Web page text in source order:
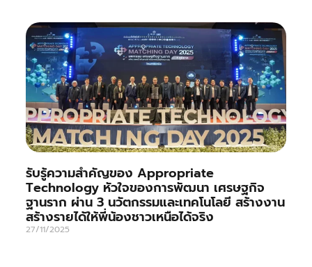
รับรู้ความสำคัญของ Appropriate
Technology หัวใจของการพัฒนา เศรษฐกิจ
ฐานราก ผ่าน 3 นวัตกรรมและเทคโนโลยี สร้างงาน
สร้างรายได้ให้พี่น้องชาวเหนือได้จริง
27/11/2025